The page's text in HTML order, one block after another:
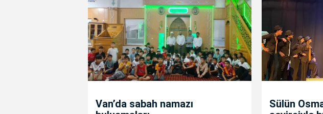
Van’da sabah namazı
Sülün